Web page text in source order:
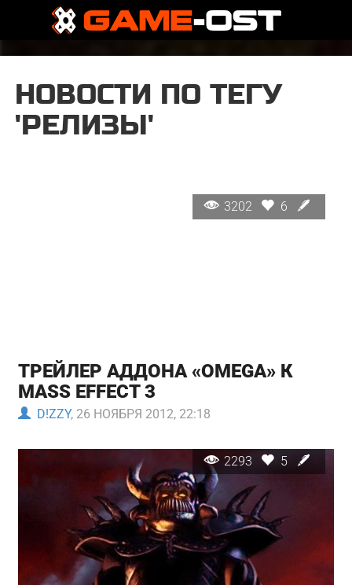
НОВОСТИ ПО ТЕГУ
'РЕЛИЗЫ'
3202 6
ТРЕЙЛЕР АДДОНА «OMEGA» К
MASS EFFECT 3
D!ZZY, 26 НОЯБРЯ 2012, 22:18
2293 5